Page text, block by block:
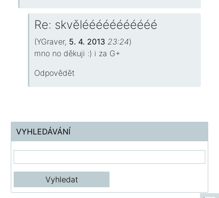
Re: skvělééééééééééé
(YGraver, 5. 4. 2013 23:24)
mno no děkuji :) i za G+
Odpovědět
VYHLEDÁVÁNÍ